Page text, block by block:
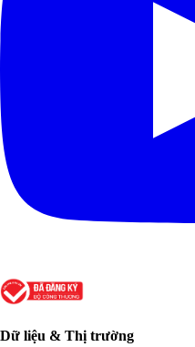
Dữ liệu & Thị trường